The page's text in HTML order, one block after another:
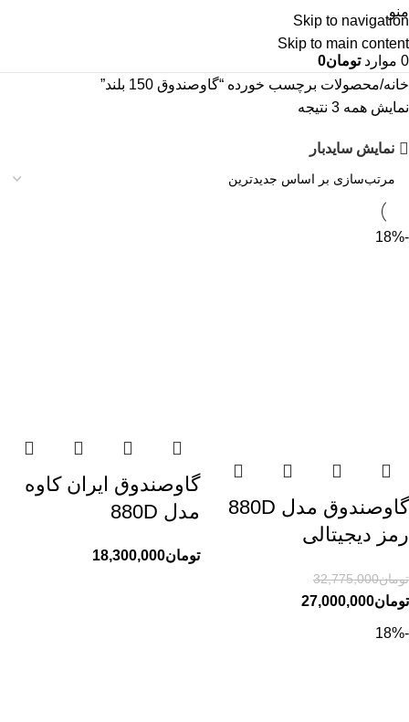
Skip to navigation
Skip to main content
منو
0 موارد تومان0
خانه محصولات برچسب خورده “گاوصندوق 150 بلند”
نمایش همه 3 نتیجه
نمایش سایدبار
-18%
گاوصندوق مدل 880D
رمز دیجیتالی
تومان32,775,000
تومان27,000,000
گاوصندوق ایران کاوه
مدل 880D
تومان18,300,000
-18%